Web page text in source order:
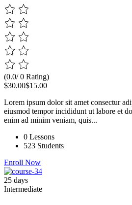
(0.0/ 0 Rating)
$30.00$15.00
Lorem ipsum dolor sit amet consectur
eiusmod tempor incididunt ut labore et
enim ad minim veniam, quis...
0 Lessons
523 Students
Enroll Now
25 days
Intermediate